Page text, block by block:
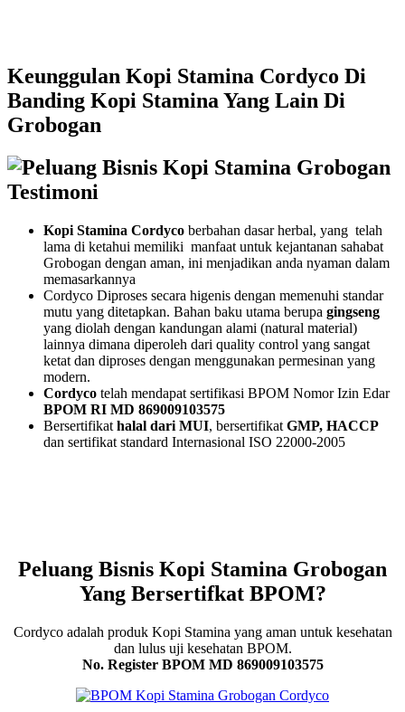
Keunggulan Kopi Stamina Cordyco Di
Banding Kopi Stamina Yang Lain Di
Grobogan
Kopi Stamina Cordyco berbahan dasar herbal, yang telah
lama di ketahui memiliki manfaat untuk kejantanan sahabat
Grobogan dengan aman, ini menjadikan anda nyaman dalam
memasarkannya
Cordyco Diproses secara higenis dengan memenuhi standar
mutu yang ditetapkan. Bahan baku utama berupa gingseng
yang diolah dengan kandungan alami (natural material)
lainnya dimana diperoleh dari quality control yang sangat
ketat dan diproses dengan menggunakan permesinan yang
modern.
Cordyco telah mendapat sertifikasi BPOM Nomor Izin Edar
BPOM RI MD 869009103575
Bersertifikat halal dari MUI, bersertifikat GMP, HACCP
dan sertifikat standard Internasional ISO 22000-2005
Peluang Bisnis Kopi Stamina Grobogan
Yang Bersertifkat BPOM?
Cordyco adalah produk Kopi Stamina yang aman untuk kesehatan
dan lulus uji kesehatan BPOM.
No. Register BPOM MD 869009103575